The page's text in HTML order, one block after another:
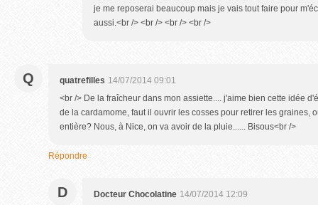
je me reposerai beaucoup mais je vais tout faire pour
aussi.<br /> <br /> <br /> <br />
Q quatrefilles 14/07/2014 09:01
<br /> De la fraîcheur dans mon assiette.... j'aime bien cette idée
de la cardamome, faut il ouvrir les cosses pour retirer les graines,
entière? Nous, à Nice, on va avoir de la pluie...... Bisous<br />
Répondre
D Docteur Chocolatine 14/07/2014 12:09